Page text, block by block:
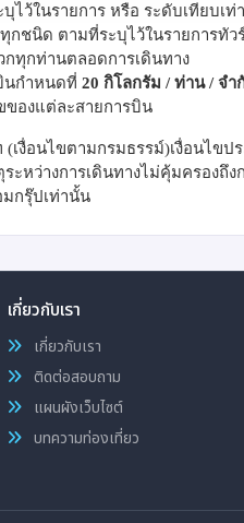
ไว้ในรายการ หรือ ระดับเทียบเท่า
กชนิด ตามที่ระบุไว้ในรายการทัว
ทุกท่านตลอดการเดินทาง
นกำหนดที่ 20 กิโลกรัม / ท่าน / จำ
ของแต่ละสายการบิน
(เงื่อนไขตามกรมธรรม์)เงื่อนไ
ว่างการเดินทางไม่คุ้มครองถึ
มกรุ๊ปเท่านั้น
เกี่ยวกับเรา
เกี่ยวกับเรา
ติดต่อสอบถาม
แผนผังเว็บไซต์
บทความท่องเที่ยว